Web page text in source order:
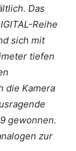
Das
Reihe
sich mit
tiefen
die Kamera
gewonnen.
zur